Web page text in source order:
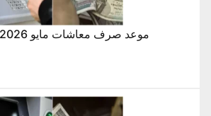
موعد صرف معاشات مايو 2026 في مصر